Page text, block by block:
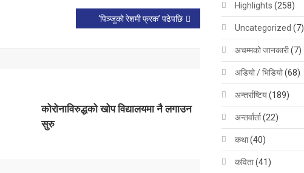
‘पिञ्जुको रेशमी फ्रक’ पढेपछि
कोरोनाविरुद्धको खोप विद्यालयमा नै लगाउन
सुरु
Highlights (258)
Uncategorized (7)
अचम्मको जानकारी(7)
अडियो / भिडियो(68)
अन्तर्राष्टिय(189)
अन्तर्वार्ता(22)
कथा(40)
कविता(41)